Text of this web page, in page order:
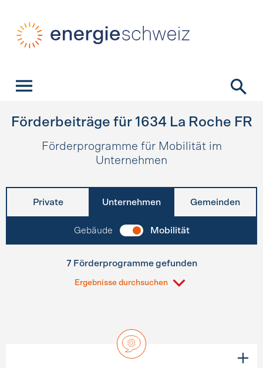
Förderbeiträge für 1634 La Roche FR
Förderprogramme für Mobilität im
Unternehmen
Private Unternehmen Gemeinden
Gebäude Mobilität
7 Förderprogramme gefunden
Ergebnisse durchsuchen